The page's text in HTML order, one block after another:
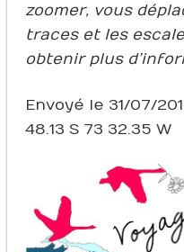
zoomer, vous
traces et les
obtenir plus
Envoyé le 31/07/
48.13 S 73 32.35 W